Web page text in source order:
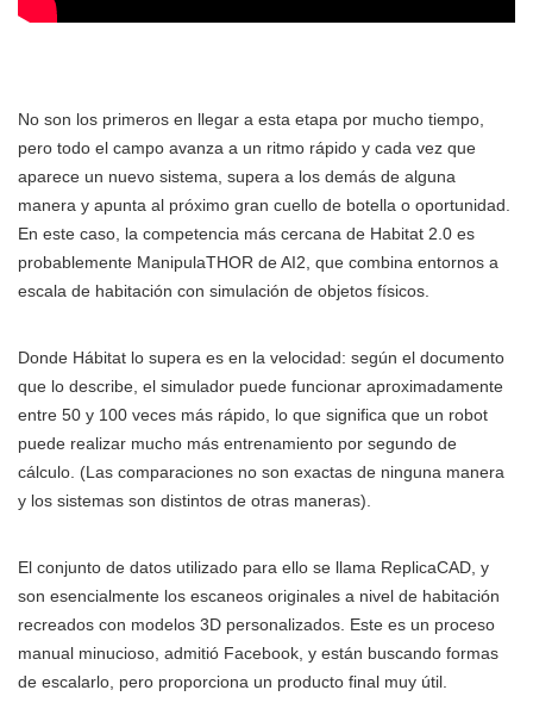
No son los primeros en llegar a esta etapa por mucho tiempo,
pero todo el campo avanza a un ritmo rápido y cada vez que
aparece un nuevo sistema, supera a los demás de alguna
manera y apunta al próximo gran cuello de botella o oportunidad.
En este caso, la competencia más cercana de Habitat 2.0 es
probablemente ManipulaTHOR de AI2, que combina entornos a
escala de habitación con simulación de objetos físicos.
Donde Hábitat lo supera es en la velocidad: según el documento
que lo describe, el simulador puede funcionar aproximadamente
entre 50 y 100 veces más rápido, lo que significa que un robot
puede realizar mucho más entrenamiento por segundo de
cálculo. (Las comparaciones no son exactas de ninguna manera
y los sistemas son distintos de otras maneras).
El conjunto de datos utilizado para ello se llama ReplicaCAD, y
son esencialmente los escaneos originales a nivel de habitación
recreados con modelos 3D personalizados. Este es un proceso
manual minucioso, admitió Facebook, y están buscando formas
de escalarlo, pero proporciona un producto final muy útil.